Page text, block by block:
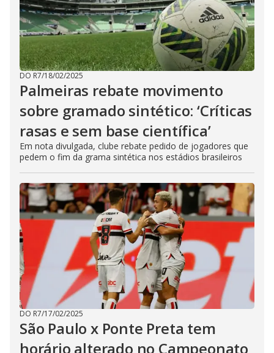
DO R7/18/02/2025
Palmeiras rebate movimento
sobre gramado sintético: ‘Críticas
rasas e sem base científica’
Em nota divulgada, clube rebate pedido de jogadores que
pedem o fim da grama sintética nos estádios brasileiros
DO R7/17/02/2025
São Paulo x Ponte Preta tem
horário alterado no Campeonato